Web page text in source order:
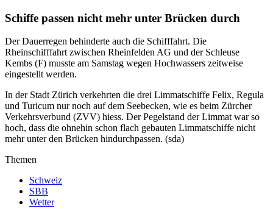
Schiffe passen nicht mehr unter Brücken durch
Der Dauerregen behinderte auch die Schifffahrt. Die
Rheinschifffahrt zwischen Rheinfelden AG und der Schleuse
Kembs (F) musste am Samstag wegen Hochwassers zeitweise
eingestellt werden.
In der Stadt Zürich verkehrten die drei Limmatschiffe Felix, Regula
und Turicum nur noch auf dem Seebecken, wie es beim Zürcher
Verkehrsverbund (ZVV) hiess. Der Pegelstand der Limmat war so
hoch, dass die ohnehin schon flach gebauten Limmatschiffe nicht
mehr unter den Brücken hindurchpassen. (sda)
Themen
Schweiz
SBB
Wetter